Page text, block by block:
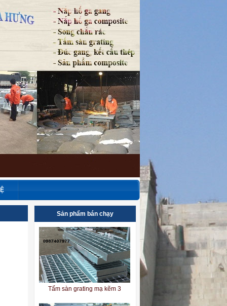
Sản phẩm bán chạy
Tấm sàn grating mạ kẽm 3